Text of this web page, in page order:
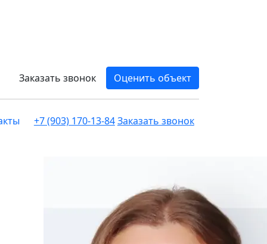
Заказать звонок Оценить объект
+7 (903) 170-13-84Заказать звонок